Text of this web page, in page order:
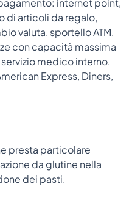
internet point,
di articoli da regalo,
valuta, sportello ATM,
con capacità massima
medico interno.
Express, Diners,
presta particolare
da glutine nella
dei pasti.